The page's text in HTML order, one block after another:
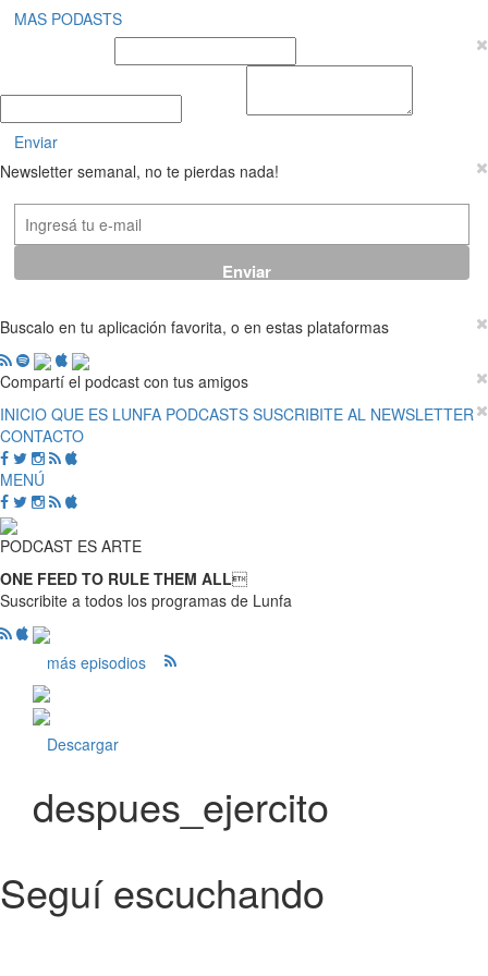
MAS PODASTS
Enviar
Newsletter semanal, no te pierdas nada!
Buscalo en tu aplicación favorita, o en estas plataformas
Compartí el podcast con tus amigos
INICIO QUE ES LUNFA PODCASTS SUSCRIBITE AL NEWSLETTER
CONTACTO
MENÚ
PODCAST ES ARTE
ONE FEED TO RULE THEM ALL
Suscribite a todos los programas de Lunfa
más episodios
Descargar
despues_ejercito
Seguí escuchando